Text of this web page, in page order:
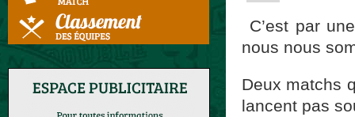
C’est par
nous nous
Deux matchs
lancent pas